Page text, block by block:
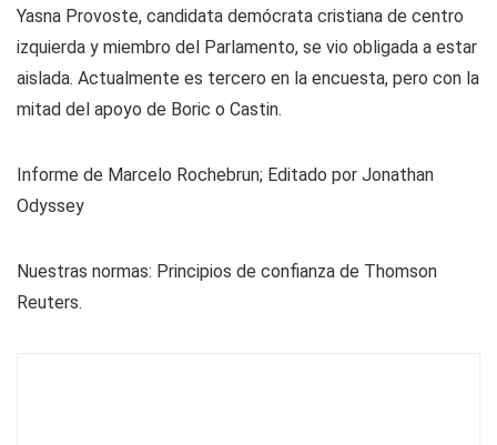
Yasna Provoste, candidata demócrata cristiana de centro
izquierda y miembro del Parlamento, se vio obligada a estar
aislada. Actualmente es tercero en la encuesta, pero con la
mitad del apoyo de Boric o Castin.
Informe de Marcelo Rochebrun; Editado por Jonathan
Odyssey
Nuestras normas: Principios de confianza de Thomson
Reuters.